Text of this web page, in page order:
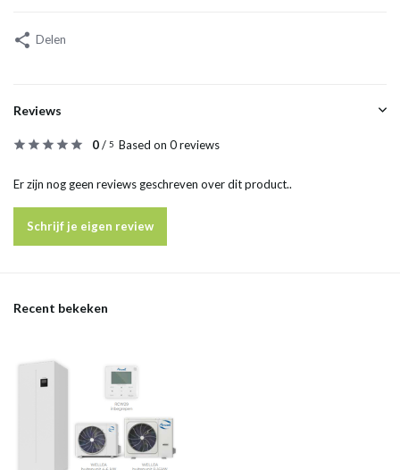
Delen
Reviews
0/ 5 Based on 0 reviews
Er zijn nog geen reviews geschreven over dit product..
Schrijf je eigen review
Recent bekeken